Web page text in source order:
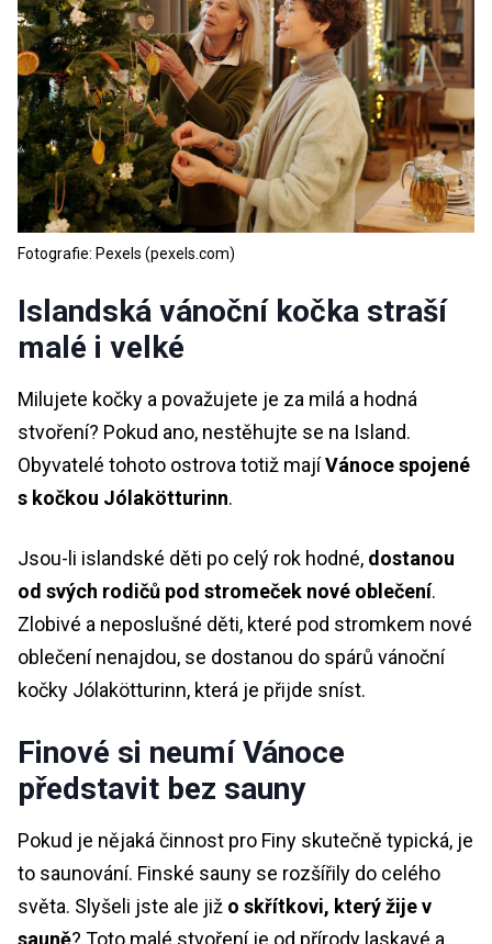
Fotografie: Pexels (pexels.com)
Islandská vánoční kočka straší
malé i velké
Milujete kočky a považujete je za milá a hodná
stvoření? Pokud ano, nestěhujte se na Island.
Obyvatelé tohoto ostrova totiž majíVánoce spojené
s kočkou Jólakötturinn.
Jsou-li islandské děti po celý rok hodné, dostanou
od svých rodičů pod stromeček nové oblečení.
Zlobivé a neposlušné děti, které pod stromkem nové
oblečení nenajdou, se dostanou do spárů vánoční
kočky Jólakötturinn, která je přijde sníst.
Finové si neumí Vánoce
představit bez sauny
Pokud je nějaká činnost pro Finy skutečně typická, je
to saunování. Finské sauny se rozšířily do celého
světa. Slyšeli jste ale již o skřítkovi, který žije v
sauně? Toto malé stvoření je od přírody laskavé a